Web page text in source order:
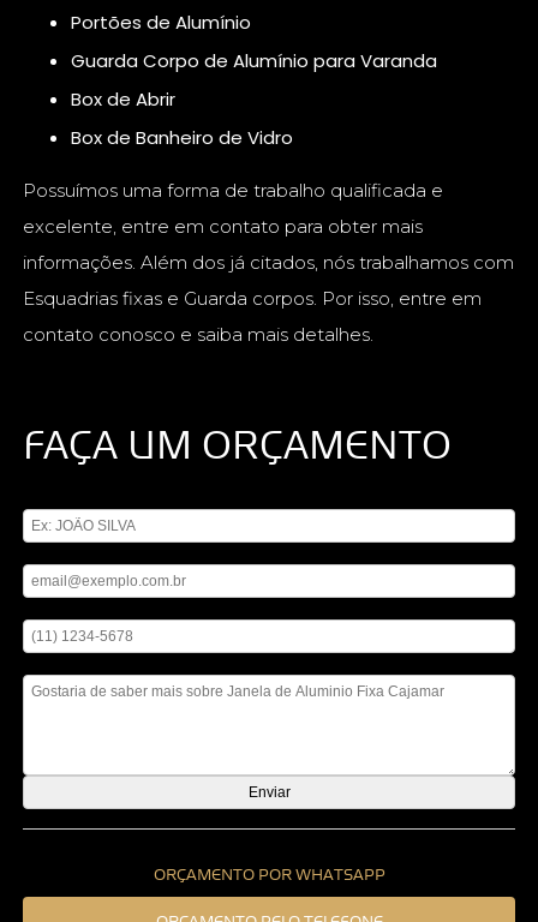
Portões de Alumínio
Guarda Corpo de Alumínio para Varanda
Box de Abrir
Box de Banheiro de Vidro
Possuímos uma forma de trabalho qualificada e
excelente, entre em contato para obter mais
informações. Além dos já citados, nós trabalhamos com
Esquadrias fixas e Guarda corpos. Por isso, entre em
contato conosco e saiba mais detalhes.
FAÇA UM ORÇAMENTO
ORÇAMENTO POR WHATSAPP